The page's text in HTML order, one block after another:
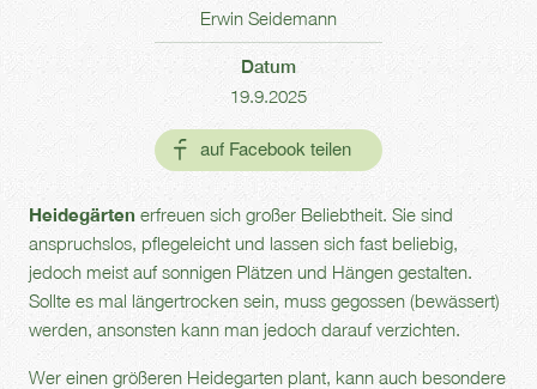
Heidegärten erfreuen sich großer Beliebtheit. Sie sind
anspruchslos, pflegeleicht und lassen sich fast beliebig,
jedoch meist auf sonnigen Plätzen und Hängen gestalten.
Sollte es mal längertrocken sein, muss gegossen (bewässert)
werden, ansonsten kann man jedoch darauf verzichten.
Wer einen größeren Heidegarten plant, kann auch besondere
Erwin Seidemann
Datum
19.9.2025